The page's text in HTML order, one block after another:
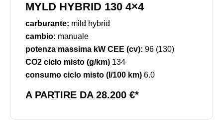
MYLD HYBRID 130 4×4
carburante: mild hybrid
cambio: manuale
potenza massima kW CEE (cv): 96 (130)
CO2 ciclo misto (g/km) 134
consumo ciclo misto (l/100 km) 6.0
A PARTIRE DA 28.200 €*